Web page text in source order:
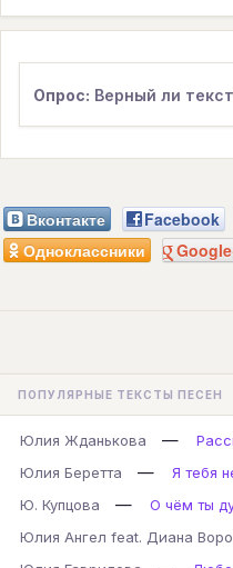
Опрос: Верный ли
Вконтакте Facebook
Одноклассники
ПОПУЛЯРНЫЕ ТЕКСТЫ ПЕСЕН
Юлия Жданькова —
Юлия Беретта
—
Я тебя
Ю. Купцова
—
О чём ты
Юлия Ангел feat. Диана